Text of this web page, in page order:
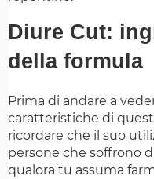
Diure Cut:
della formula
Prima di andare a
caratteristiche di
ricordare che il suo
persone che soffrono
qualora tu assuma